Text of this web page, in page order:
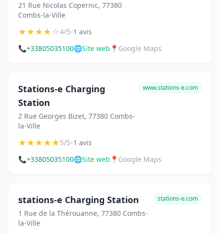
21 Rue Nicolas Copernic, 77380
Combs-la-Ville
★★★★☆4/5•1 avis
📞+33805035100🌐Site web 📍 Google Maps
Stations-e Charging
Station
2 Rue Georges Bizet, 77380 Combs-
la-Ville
www.stations-e.com
★★★★★5/5•1 avis
📞+33805035100🌐Site web 📍 Google Maps
stations-e Charging Station
1 Rue de la Thérouanne, 77380 Combs-
la-Ville
stations-e.com